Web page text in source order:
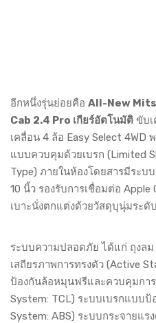
อีกหนึ่งรุ่นย่อยคือ All-New
Cab 2.4 Pro เกียร์อัตโนมัติ ขับ
เคลื่อน 4 ล้อ Easy Select 4WD
แบบควบคุมด้วยเบรก (Limited
Type) ภายในห้องโดยสารมีระบ
10 นิ้ว รองรับการเชื่อมต่อ
เบาะนั่งตกแต่งด้วยวัสดุบุนุ่มระดั
ระบบความปลอดภัย ได้แก่ ถุงล
เสถียรภาพการทรงตัว (Active
ป้องกันล้อหมุนฟรีและควบคุมกา
System: TCL) ระบบเบรกแบบ
System: ABS) ระบบกระจายแ